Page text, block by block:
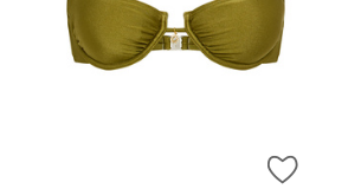
ZUR